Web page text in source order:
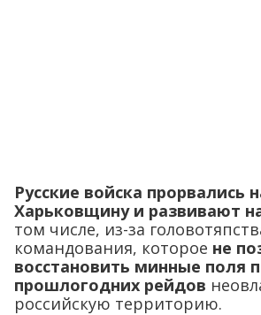
Русские войска прорвались
Харьковщину и развивают
том числе, из-за
командования, которое не
восстановить минные поля
прошлогодних рейдов
российскую территорию.